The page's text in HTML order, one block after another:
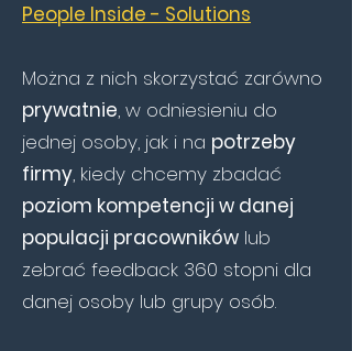
People Inside - Solutions
Można z nich skorzystać zarówno
prywatnie, w odniesieniu do
jednej osoby, jak i na potrzeby
firmy, kiedy chcemy zbadać
poziom kompetencji w danej
populacji pracowników lub
zebrać feedback 360 stopni dla
danej osoby lub grupy osób.